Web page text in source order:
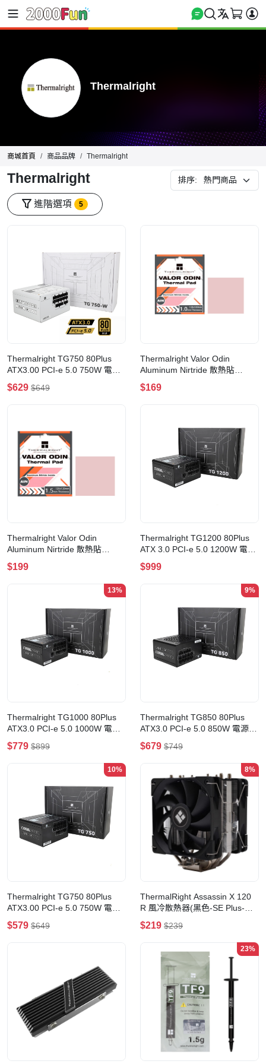
Thermalright
商城首頁 商品品牌 Thermalright
Thermalright 排序:
進階選項 5
Thermalright TG750 80Plus
ATX3.00 PCI-e 5.0 750W 電源
供應器(White)
$629 $649
Thermalright Valor Odin
Aluminum Nirtride 散熱貼
(1.0mm-120x120mm)
$169
Thermalright Valor Odin
Aluminum Nirtride 散熱貼
(1.5mm-120x120mm)
$199
Thermalright TG1200 80Plus
ATX 3.0 PCI-e 5.0 1200W 電源
供應器(Black)
$999
13%
Thermalright TG1000 80Plus
ATX3.0 PCI-e 5.0 1000W 電源
供應器(Black)
$779 $899
9%
Thermalright TG850 80Plus
ATX3.0 PCI-e 5.0 850W 電源供
應器(Black)
$679 $749
10%
Thermalright TG750 80Plus
ATX3.00 PCI-e 5.0 750W 電源
供應器(Black)
$579 $649
8%
ThermalRight Assassin X 120
R 風冷散熱器(黑色-SE Plus-
Non RGB)
$219 $239
23%